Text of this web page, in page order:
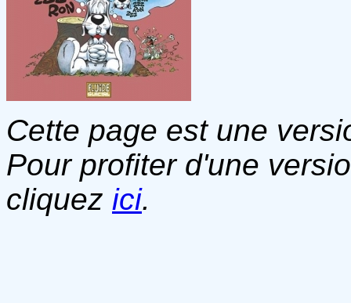
Cette page est une
Pour profiter d'une
cliquez ici.